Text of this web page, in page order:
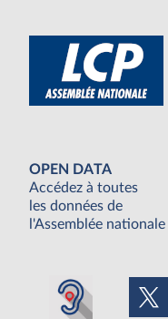
OPEN DATA
Accédez à toutes
les données de
l'Assemblée nationale